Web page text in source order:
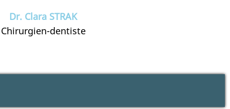
Dr. Clara STRAK
Chirurgien-dentiste